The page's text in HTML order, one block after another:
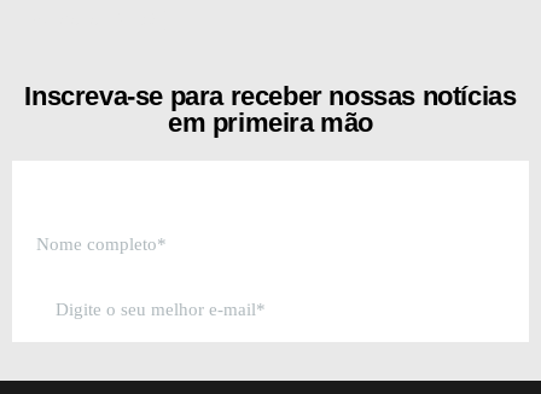
Inscreva-se para receber nossas notícias
em primeira mão